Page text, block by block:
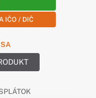
IČO / DIČ